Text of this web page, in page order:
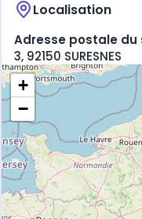
Localisation
Adresse postale du
3, 92150 SURESNES
+
−